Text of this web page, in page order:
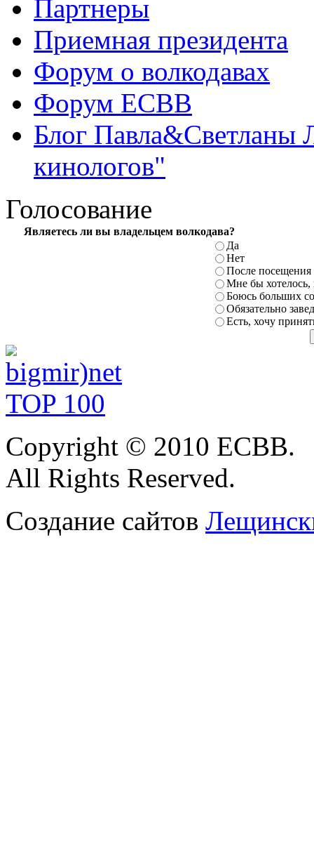
Партнеры
Приемная президента
Форум о волкодавах
Форум ЕСВВ
Блог Павла&Светланы
кинологов"
Голосование
Являетесь ли вы владельцем волкодава?
Да
Нет
После посещения
Мне бы
Боюсь больших
Обязательно
Есть, хочу
Copyright © 2010 ЕСВВ.
All Rights Reserved.
Создание сайтов